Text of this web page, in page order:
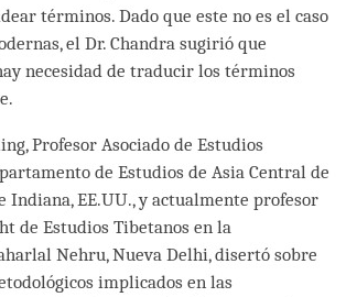
términos. Dado que este no es el caso
el Dr. Chandra sugirió que
necesidad de traducir los términos
Profesor Asociado de Estudios
de Estudios de Asia Central de
Indiana, EE.UU., y actualmente profesor
de Estudios Tibetanos en la
Nehru, Nueva Delhi, disertó sobre
implicados en las